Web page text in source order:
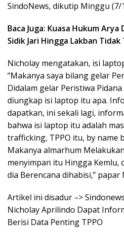
SindoNews, dikutip Minggu (7/
Baca Juga: Kuasa Hukum
Sidik Jari Hingga Lakban
Nicholay mengatakan, isi
“Makanya saya bilang gelar
Didalam gelar Peristiwa
diungkap isi laptop itu apa.
dapatkan, ini sekali lagi,
bahwa isi laptop itu adalah
trafficking, TPPO itu, by name
Makanya almarhum
menyimpan itu Hingga Kemlu,
dia Berencana dihabisi,” papar
Artikel ini disadur –>
Nicholay Aprilindo Dapat
Berisi Data Penting TPPO